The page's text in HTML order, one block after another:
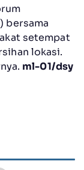
bersama
setempat
lokasi.
ml-01/dsy